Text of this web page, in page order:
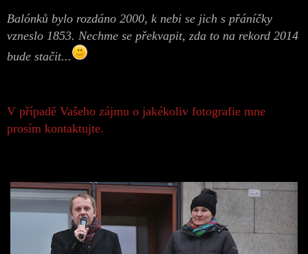
Balónků bylo rozdáno 2000, k nebi se jich s přáníčky
vzneslo 1853. Nechme se překvapit, zda to na rekord 2014
bude stačit...
V případě Vašeho zájmu o jakékoliv fotografie mne
prosím kontaktujte.